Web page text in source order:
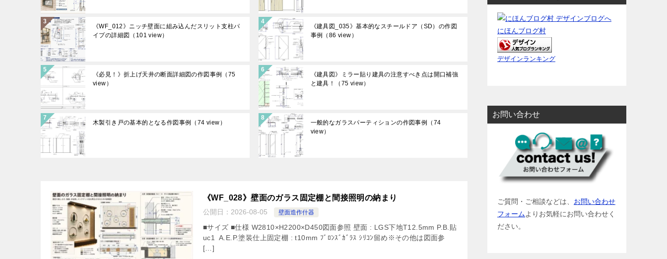
《WF_012》ニッチ壁面に組み込んだスリット支柱パ
イプの詳細図 （101 view）
《建具図_035》基本的なスチールドア（SD）の作図
事例 （86 view）
《必見！》折上げ天井の断面詳細図の作図事例 （75
view）
《建具図》ミラー貼り建具の注意すべき点は開口補強
と建具！
（75 view）
木製引き戸の基本的となる作図事例 （74 view） 一般的なガラスパーティションの作図事例 （74
view）
《WF_028》壁面のガラス固定棚と間接照明の納まり
公開日： 2026-08-05 壁面造作什器
■サイズ ■仕様 W2810×H2200×D450図面参照 壁面 : LGS下地T12.5mm P.B.貼
uc1 A.E.P.塗装仕上固定棚 : t10mm ﾌﾞﾛﾝｽﾞｶﾞﾗｽ ｼﾘｺﾝ留め※その他は図面参
[…]
にほんブログ村
デザインランキング
お問い合わせ
ご質問・ご相談などは、 お問い合わせ
フォームよりお気軽にお問い合わせく
ださい。